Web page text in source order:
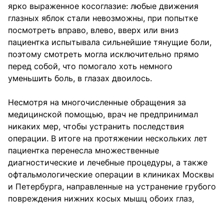
ярко выраженное косоглазие: любые движения
глазных яблок стали невозможны, при попытке
посмотреть вправо, влево, вверх или вниз
пациентка испытывала сильнейшие тянущие боли,
поэтому смотреть могла исключительно прямо
перед собой, что помогало хоть немного
уменьшить боль, в глазах двоилось.
Несмотря на многочисленные обращения за
медицинской помощью, врач не предпринимал
никаких мер, чтобы устранить последствия
операции. В итоге на протяжении нескольких лет
пациентка перенесла множественные
диагностические и лечебные процедуры, а также
офтальмологические операции в клиниках Москвы
и Петербурга, направленные на устранение грубого
повреждения нижних косых мышц обоих глаз,